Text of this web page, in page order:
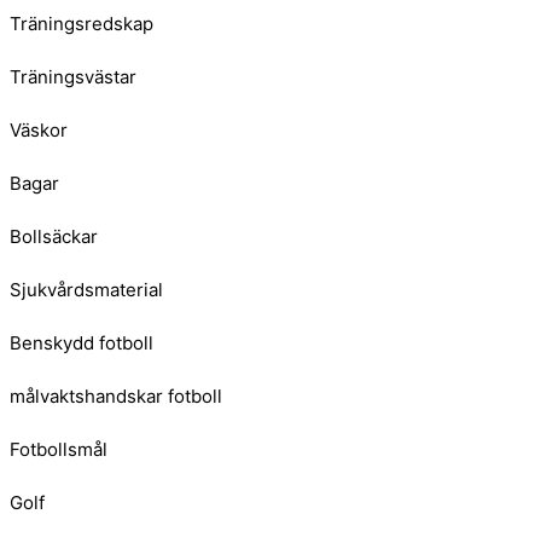
Träningsredskap
Träningsvästar
Väskor
Bagar
Bollsäckar
Sjukvårdsmaterial
Benskydd fotboll
målvaktshandskar fotboll
Fotbollsmål
Golf